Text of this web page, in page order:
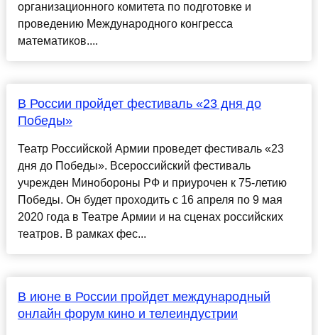
организационного комитета по подготовке и
проведению Международного конгресса
математиков....
В России пройдет фестиваль «23 дня до
Победы»
Театр Российской Армии проведет фестиваль «23
дня до Победы». Всероссийский фестиваль
учрежден Минобороны РФ и приурочен к 75-летию
Победы. Он будет проходить с 16 апреля по 9 мая
2020 года в Театре Армии и на сценах российских
театров. В рамках фес...
В июне в России пройдет международный
онлайн форум кино и телеиндустрии